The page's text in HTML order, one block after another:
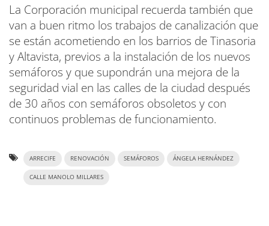
La Corporación municipal recuerda también que
van a buen ritmo los trabajos de canalización que
se están acometiendo en los barrios de Tinasoria
y Altavista, previos a la instalación de los nuevos
semáforos y que supondrán una mejora de la
seguridad vial en las calles de la ciudad después
de 30 años con semáforos obsoletos y con
continuos problemas de funcionamiento.
ARRECIFE RENOVACIÓN SEMÁFOROS ÁNGELA HERNÁNDEZ
CALLE MANOLO MILLARES